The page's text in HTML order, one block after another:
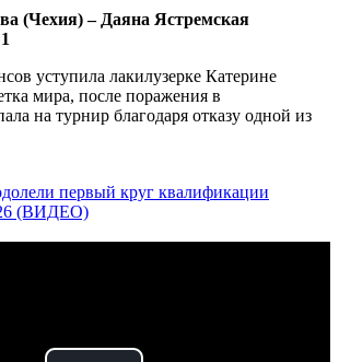
(Чехия) – Даяна Ястремская
уступила лакилузерке Катерине
мира, после поражения в
на турнир благодаря отказу одной из
первый круг квалификации
(ВИДЕО)